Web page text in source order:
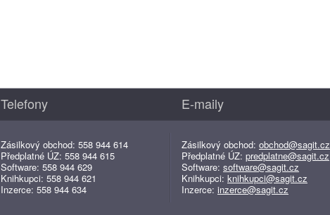
Telefony
Zásilkový obchod: 558 944 614
Předplatné ÚZ: 558 944 615
Software: 558 944 629
Knihkupci: 558 944 621
Inzerce: 558 944 634
E-maily
Zásilkový obchod: obchod@sagit.cz
Předplatné ÚZ: predplatne@sagit.cz
Software: software@sagit.cz
Knihkupci: knihkupci@sagit.cz
Inzerce: inzerce@sagit.cz